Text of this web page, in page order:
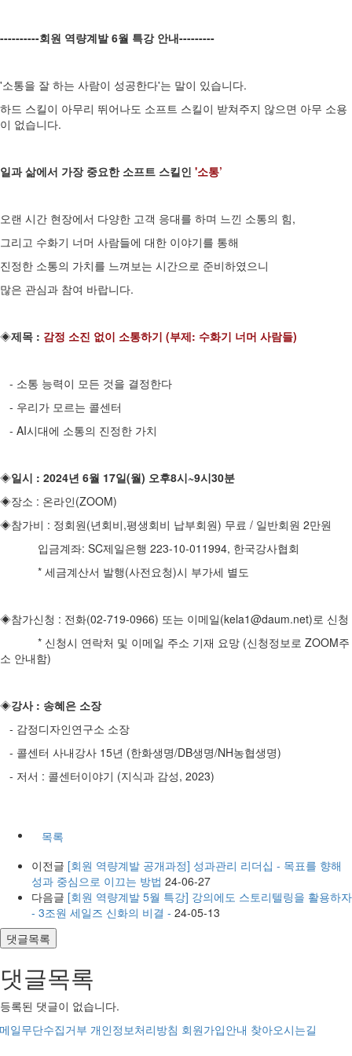
----------회원 역량계발 6월 특강 안내---------
'소통을 잘 하는 사람이 성공한다'는 말이 있습니다.
하드 스킬이 아무리 뛰어나도 소프트 스킬이 받쳐주지 않으면 아무 소용
이 없습니다.
일과 삶에서 가장 중요한 소프트 스킬인 '소통’
오랜 시간 현장에서 다양한 고객 응대를 하며 느낀 소통의 힘,
그리고 수화기 너머 사람들에 대한 이야기를 통해
진정한 소통의 가치를 느껴보는 시간으로 준비하였으니
많은 관심과 참여 바랍니다.
◈제목 : 감정 소진 없이 소통하기 (부제: 수화기 너머 사람들)
- 소통 능력이 모든 것을 결정한다
- 우리가 모르는 콜센터
- AI시대에 소통의 진정한 가치
◈일시 : 2024년 6월 17일(월) 오후8시~9시30분
◈장소 : 온라인(ZOOM)
◈참가비 : 정회원(년회비,평생회비 납부회원) 무료 / 일반회원 2만원
입금계좌: SC제일은행 223-10-011994, 한국강사협회
* 세금계산서 발행(사전요청)시 부가세 별도
◈참가신청 : 전화(02-719-0966) 또는 이메일(kela1@daum.net)로 신청
* 신청시 연락처 및 이메일 주소 기재 요망 (신청정보로 ZOOM주
소 안내함)
◈강사 : 송혜은 소장
- 감정디자인연구소 소장
- 콜센터 사내강사 15년 (한화생명/DB생명/NH농협생명)
- 저서 : 콜센터이야기 (지식과 감성, 2023)
목록
이전글 [회원 역량계발 공개과정] 성과관리 리더십 - 목표를 향해
성과 중심으로 이끄는 방법 24-06-27
다음글 [회원 역량계발 5월 특강] 강의에도 스토리텔링을 활용하자
- 3조원 세일즈 신화의 비결 - 24-05-13
댓글목록
댓글목록
등록된 댓글이 없습니다.
일무단수집거부 개인정보처리방침 회원가입안내 찾아오시는길